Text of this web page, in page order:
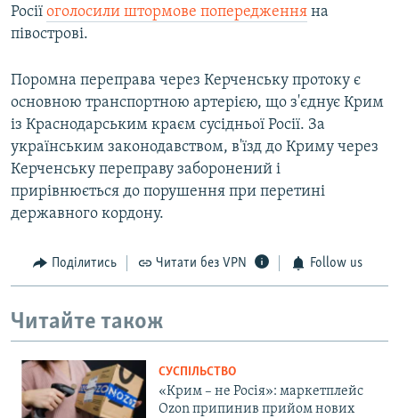
Росії оголосили штормове попередження на
півострові.
Поромна переправа через Керченську протоку є
основною транспортною артерією, що з'єднує Крим
із Краснодарським краєм сусідньої Росії. За
українським законодавством, в'їзд до Криму через
Керченську переправу заборонений і
прирівнюється до порушення при перетині
державного кордону.
Поділитись Читати без VPN Follow us
Читайте також
СУСПІЛЬСТВО
«Крим – не Росія»: маркетплейс
Ozon припинив прийом нових